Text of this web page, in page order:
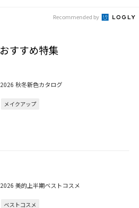
Recommended by
おすすめ特集
2026 秋冬新色カタログ
メイクアップ
2026 美的上半期ベストコスメ
ベストコスメ